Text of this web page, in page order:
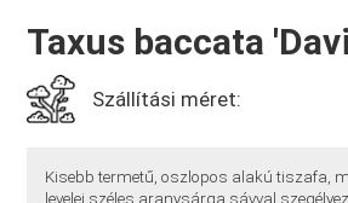
Taxus baccata
Szállítási méret:
Kisebb termetű, oszlopos alakú tiszafa,
levelei széles aranysárga sávval